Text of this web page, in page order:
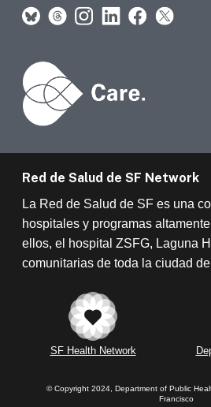
SF Health Network
Red de Salud de SF Network
La Red de Salud de SF es una
hospitales y programas
ellos, el hospital ZSFG, Laguna
comunitarias de toda la ciudad
© Copyright 2024, Department of Public
Francisco